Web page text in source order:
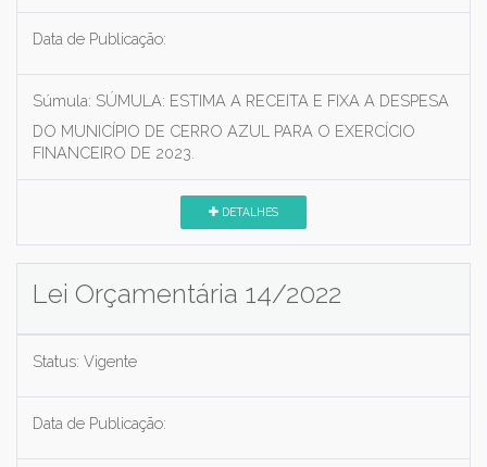
Data de Publicação:
Súmula: SÚMULA: ESTIMA A RECEITA E FIXA A DESPESA
DO MUNICÍPIO DE CERRO AZUL PARA O EXERCÍCIO
FINANCEIRO DE 2023.
DETALHES
Lei Orçamentária 14/2022
Status: Vigente
Data de Publicação: